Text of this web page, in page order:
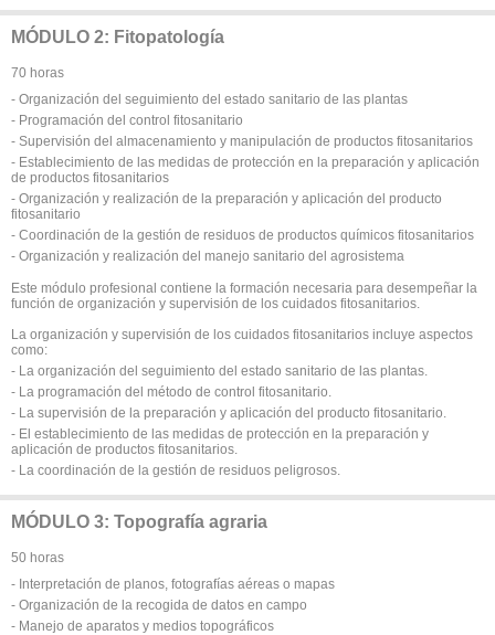
MÓDULO 2: Fitopatología
70 horas
- Organización del seguimiento del estado sanitario de las plantas
- Programación del control fitosanitario
- Supervisión del almacenamiento y manipulación de productos fitosanitarios
- Establecimiento de las medidas de protección en la preparación y aplicación
de productos fitosanitarios
- Organización y realización de la preparación y aplicación del producto
fitosanitario
- Coordinación de la gestión de residuos de productos químicos fitosanitarios
- Organización y realización del manejo sanitario del agrosistema
Este módulo profesional contiene la formación necesaria para desempeñar la
función de organización y supervisión de los cuidados fitosanitarios.
La organización y supervisión de los cuidados fitosanitarios incluye aspectos
como:
- La organización del seguimiento del estado sanitario de las plantas.
- La programación del método de control fitosanitario.
- La supervisión de la preparación y aplicación del producto fitosanitario.
- El establecimiento de las medidas de protección en la preparación y
aplicación de productos fitosanitarios.
- La coordinación de la gestión de residuos peligrosos.
MÓDULO 3: Topografía agraria
50 horas
- Interpretación de planos, fotografías aéreas o mapas
- Organización de la recogida de datos en campo
- Manejo de aparatos y medios topográficos